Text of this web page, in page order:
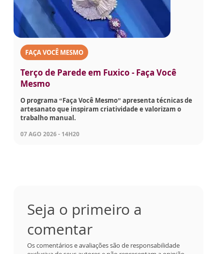
FAÇA VOCÊ MESMO
Terço de Parede em Fuxico - Faça Você
Mesmo
O programa “Faça Você Mesmo” apresenta técnicas de
artesanato que inspiram criatividade e valorizam o
trabalho manual.
07 AGO 2026 - 14H20
Seja o primeiro a
comentar
Os comentários e avaliações são de responsabilidade